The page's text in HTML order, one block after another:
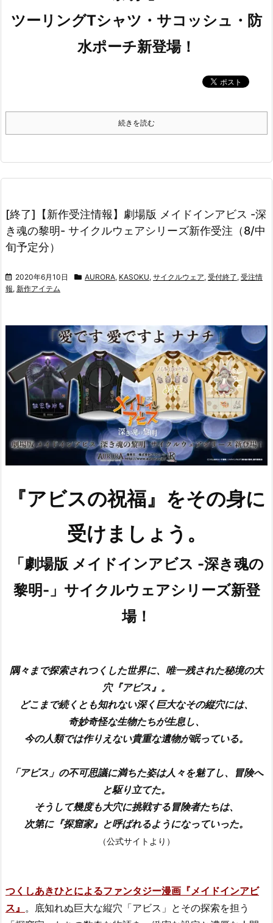
ツーリングTシャツ・サコッシュ・防
水ポーチ新登場！
続きを読む
[終了]【新作受注情報】劇場版 メイドインアビス -深
き魂の黎明- サイクルウェアシリーズ新作受注（8/中
旬予定分）
2020年6月10日 AURORA, KASOKU, サイクルウェア, 受付終了 , 受注情
報, 新作アイテム
『アビスの祝福』をその身に
受けましょう。
「劇場版 メイドインアビス -深き魂の
黎明-」サイクルウェアシリーズ新登
場！
隅々まで探索されつくした世界に、唯一残された秘境の大
穴『アビス』。
どこまで続くとも知れない深く巨大なその縦穴には、
奇妙奇怪な生物たちが生息し、
今の人類では作りえない貴重な遺物が眠っている。
「アビス」の不可思議に満ちた姿は人々を魅了し、冒険へ
と駆り立てた。
そうして幾度も大穴に挑戦する冒険者たちは、
次第に『探窟家』と呼ばれるようになっていった。
（公式サイトより）
つくしあきひとによるファンタジー漫画『メイドインアビ
ス』 。底知れぬ巨大な縦穴「アビス」とその探索を担う